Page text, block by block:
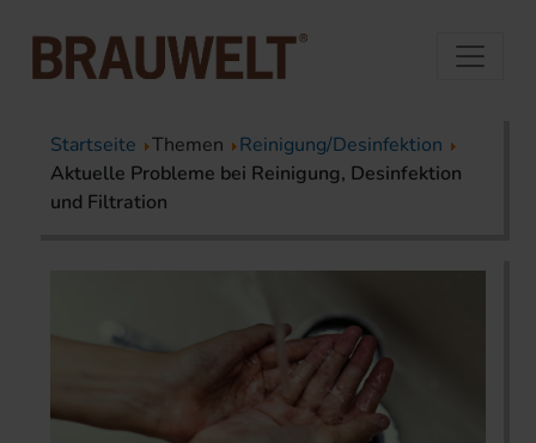
Startseite Themen
Reinigung/Desinfektion
Aktuelle Probleme bei Reinigung, Desinfektion
und Filtration